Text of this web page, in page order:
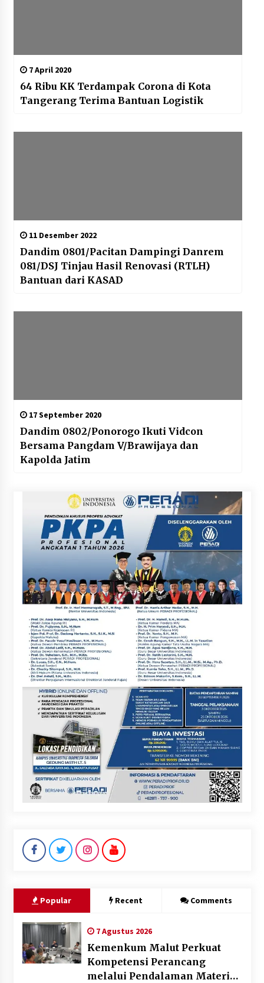
7 April 2020
64 Ribu KK Terdampak Corona di Kota
Tangerang Terima Bantuan Logistik
11 Desember 2022
Dandim 0801/Pacitan Dampingi Danrem
081/DSJ Tinjau Hasil Renovasi (RTLH)
Bantuan dari KASAD
17 September 2020
Dandim 0802/Ponorogo Ikuti Vidcon
Bersama Pangdam V/Brawijaya dan
Kapolda Jatim
Popular Recent Comments
7 Agustus 2026
Kemenkum Malut Perkuat
Kompetensi Perancang
melalui Pendalaman Materi